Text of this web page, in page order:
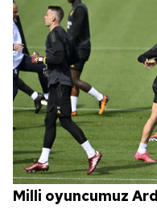
Milli oyuncumuz